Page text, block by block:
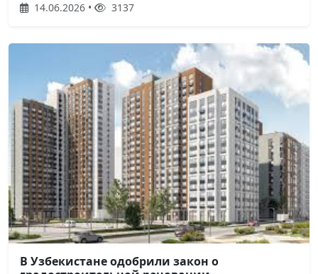
14.06.2026 • 3137
В Узбекистане одобрили закон о